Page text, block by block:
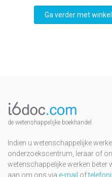
Ga verder met
de wetenshappelijke boekhandel
Indien u wetenschappelijke
onderzoekscentrum, leraar of
wetenschappelijke werken beter
aan om ons via e-mail of